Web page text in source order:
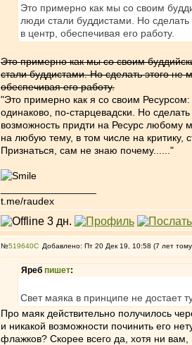
Это примерно как мы со своим
люди стали буддистами. Но
в центр, обеспечивая его работу.
Это примерно как мы со своим
стали буддистами. Но сделать этого
обеспечивая его работу.
"Это примерно как я со своим
одинаково, по-старцевадски. Но
возможность придти на Ресурс любому
на любую тему, в том числе на
Признаться, сам не знаю почему......"
t.me/raudex
№519640 Добавлено: Пт 20 Дек 19, 10:58 (7 лет
Яреб пишет:
Свет маяка в принципе не достает
Про маяк действительно получилось
и никакой возможности починить его
флажков? Скорее всего да, хотя ни